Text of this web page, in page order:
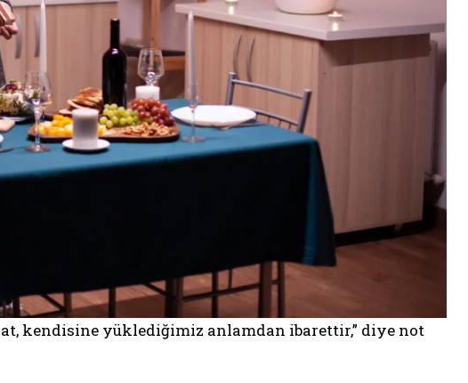
kendisine yüklediğimiz anlamdan ibarettir,” diye not